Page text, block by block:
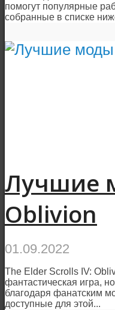
помогут популярные
собранные в списке
Лучшие
Oblivion
01.09.2022
The Elder Scrolls IV:
фантастическая игра,
благодаря фанатским
доступные для этой...